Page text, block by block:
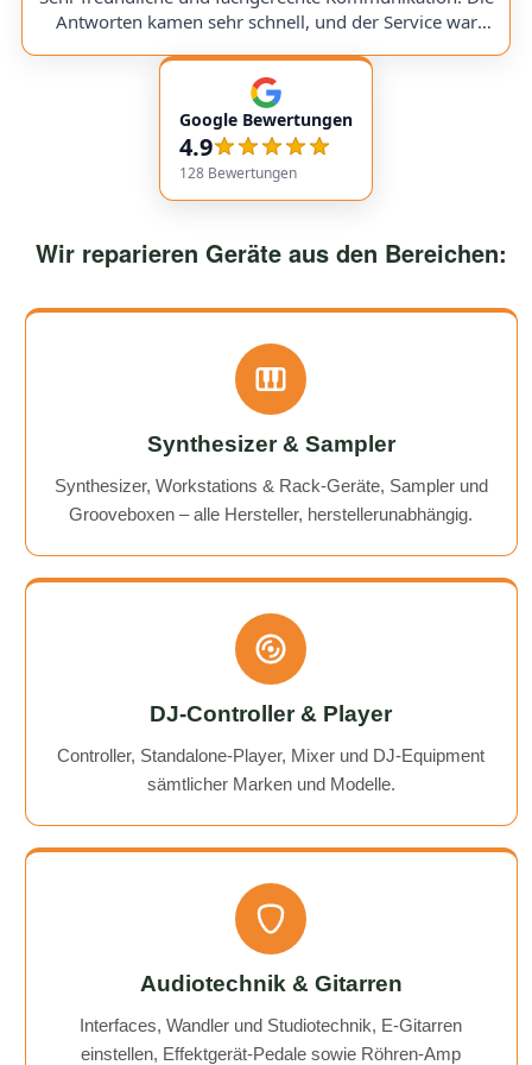
would use them again anytime!
Antworten kamen sehr schnell, und der Service war
empfehlenswert! Very friendly and professional
communication. Responses came very quickly, and the
service overall was extremely friendly and reliable.
Highly recommended!
Google Bewertungen
4.9
128 Bewertungen
Wir reparieren Geräte aus den Bereichen:
Synthesizer & Sampler
Synthesizer, Workstations & Rack-Geräte, Sampler und
Grooveboxen – alle Hersteller, herstellerunabhängig.
DJ-Controller & Player
Controller, Standalone-Player, Mixer und DJ-Equipment
sämtlicher Marken und Modelle.
Audiotechnik & Gitarren
Interfaces, Wandler und Studiotechnik, E-Gitarren
einstellen, Effektgerät-Pedale sowie Röhren-Amp